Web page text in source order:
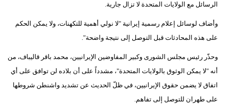
الرسائل مع الولايات المتحدة لا تزال جارية.
وأضاف لوسائل إعلام رسمية إيرانية "لا نولي أهمية للتكهنات، ولا يمكن الحكم
على هذه المحادثات قبل التوصل إلى نتيجة واضحة".
وحذّر رئيس مجلس الشورى وكبير المفاوضين الإيرانيين، محمد باقر قاليباف، من
أنه "لا يمكن الوثوق بالولايات المتحدة"، مشدداً على أن بلاده لن توافق على أي
اتفاق لا يضمن حقوق الإيرانيين، في ظلّ الحديث عن تشديد واشنطن شروطها
على طهران للتوصل إلى تفاهم.